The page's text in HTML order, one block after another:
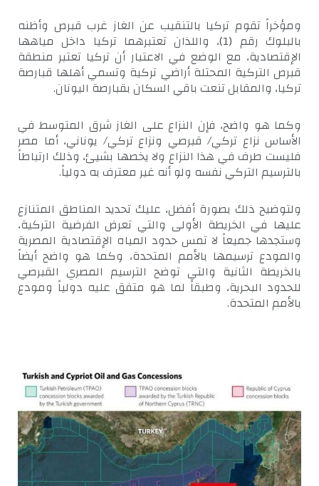
ومؤخراً تقوم تركيا بالتنقيب عن الغاز غرب قبرص وأظنه
بالبلوك رقم (1)، واللذان تعتبرهما تركيا داخل مياهها
الإقتصادية، مع الوضع في الاعتبار أن تركيا تعتبر منطقة
قبرص التركية المحتلة أراضي تركية وتسمي أهلها قبارصة
تركيا، والمقابل تنعت باقي السكان بقبارصة اليونان.
وكما هو واضح، فإن النزاع على الغاز شرق المتوسط في
الأساس نزاع تركي/ قبرصي ونزاع تركي/ يوناني، أما مصر
فليست طرف في هذا النزاع ولا يخصها بشيئ، وذلك ارتباطاً
بالترسيم التركي نفسه ولو أنه غير معترف به دولياً.
ولتوضيح ذلك بصورة أفضل، عليك تحديد المناطق المتنازع
عليها في الخريطة الأولى والتي تعرض الفرضية التركية،
وستجدها جميعاً لا تمس حدود المياه الإقتصادية المصرية
والمودع ترسيمها بالأمم المتحدة، وكما هو واضح أيضاً
بالخريطة الثانية والتي توضح الترسيم المصري القبرصي
للحدود البحرية، وطبقاً لما هو متفق عليه دولياً ومودع
بالأمم المتحدة.